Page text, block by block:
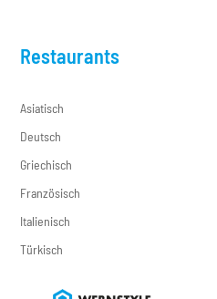
Restaurants
Asiatisch
Deutsch
Griechisch
Französisch
Italienisch
Türkisch